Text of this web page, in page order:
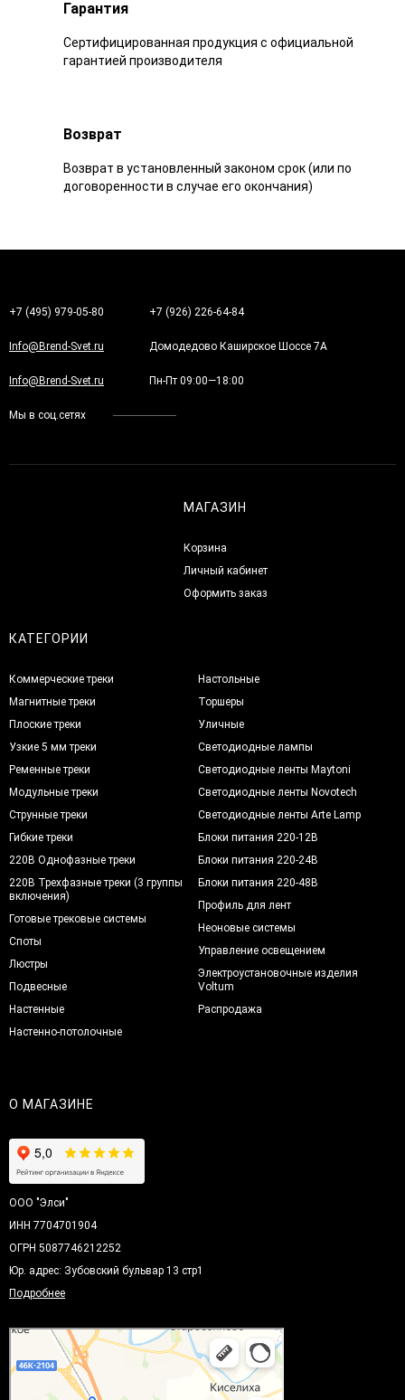
Гарантия
Сертифицированная продукция с официальной
гарантией производителя
Возврат
Возврат в установленный законом срок (или по
договоренности в случае его окончания)
+7 (495) 979-05-80 +7 (926) 226-64-84
Info@Brend-Svet.ru Домодедово Каширское Шоссе 7А
Info@Brend-Svet.ru Пн-Пт 09:00—18:00
Мы в соц.сетях
МАГАЗИН
Корзина
Личный кабинет
Оформить заказ
КАТЕГОРИИ
Коммерческие треки
Магнитные треки
Плоские треки
Узкие 5 мм треки
Ременные треки
Модульные треки
Струнные треки
Гибкие треки
220В Однофазные треки
220В Трехфазные треки (3 группы
включения)
Готовые трековые системы
Споты
Люстры
Подвесные
Настенные
Настенно-потолочные
Настольные
Торшеры
Уличные
Светодиодные лампы
Светодиодные ленты Maytoni
Светодиодные ленты Novotech
Светодиодные ленты Arte Lamp
Блоки питания 220-12В
Блоки питания 220-24В
Блоки питания 220-48В
Профиль для лент
Неоновые системы
Управление освещением
Электроустановочные изделия
Voltum
Распродажа
О МАГАЗИНЕ
ООО "Элси"
ИНН 7704701904
ОГРН 5087746212252
Юр. адрес: Зубовский бульвар 13 стр1
Подробнее